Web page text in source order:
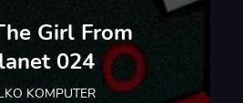
Girl From
024
KOMPUTER